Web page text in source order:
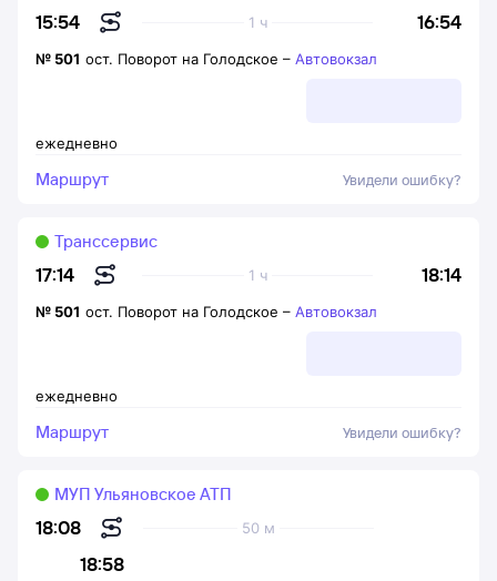
15:54 16:54
1 ч
ежедневно
№ 501 ост. Поворот на Голодское – Автовокзал
Маршрут Увидели ошибку?
17:14 18:14
1 ч
Транссервис
ежедневно
№ 501 ост. Поворот на Голодское – Автовокзал
Маршрут Увидели ошибку?
18:08
18:58
50 м
МУП Ульяновское АТП